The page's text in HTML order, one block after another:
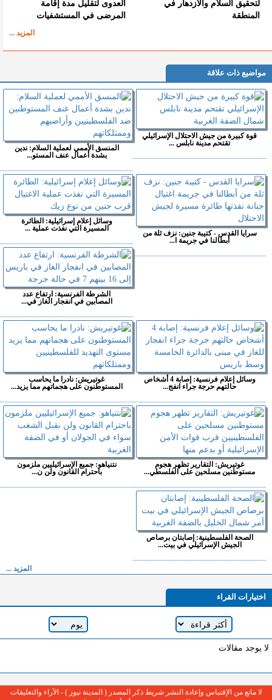
لتحقيق السلام والازدهار في
المنطقة
العدوى لتقليل مدة إقامة
المرضى في المستشفيات
المزيد ...
مواضيع ذات علاقة
قوة كبيرة من جيش الاحتلال الإسرائيلي
تقتحم مدينة نابلس ...
المنسق الأممي لعملية السلام: ندين
بشدة أعمال عنف المستو...
سرايا القدس - كتيبة جنين: نزف ثلة من
أبطالنا في جريمة ا...
وسائل إعلام إسرائيلية: الطائرة
المسيرة التي نفذت عملية ...
الشرطة الفرنسية: ارتفاع عدد
المصابين في انفجار الغاز في...
وسائل إعلام فرنسية: إصابة 4 أشخاص
حالتهم حرجة جراء انفج...
غوتيريش: نادرا ما يحاسب
المستوطنون على هجماتهم مما يزيد...
غوتيريش: التقارير تظهر هجوم
مستوطنين مسلحين على الفلسطي...
نتنياهو: جميع الإسرائيليين ملزمون
باحترام القانون ولن ن...
الصحة الفلسطينية: إصابتان برصاص
الجيش الإسرائيلي في بيت...
المزيد ...
اختيارات القراء
لا يوجد مقالات
لا مانع من الإقتباس وإعادة النشر شريط ذكر المصدر ( المدينة نيوز ) - الآراء والتعليقات